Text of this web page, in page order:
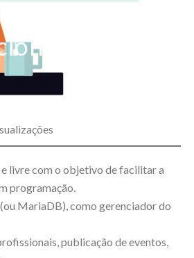
sua
livre com o objetivo de facilitar a
programação.
MariaDB), como gerenciador do
publicação de eventos,